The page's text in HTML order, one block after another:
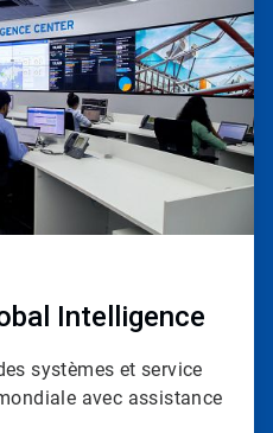
Intelligence
systèmes et service
avec assistance